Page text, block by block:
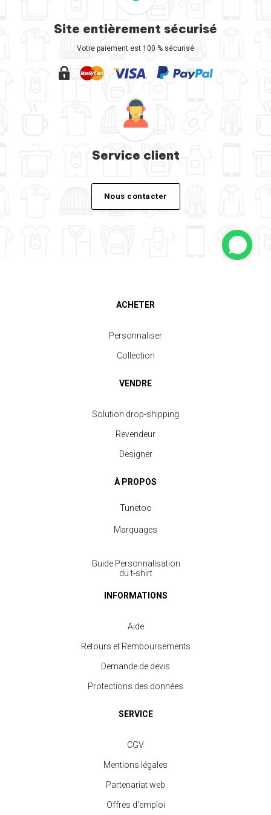
Site entièrement sécurisé
Votre paiement est 100 % sécurisé
Service client
Nous contacter
ACHETER
Personnaliser
Collection
VENDRE
Solution drop-shipping
Revendeur
Designer
À PROPOS
Tunetoo
Marquages
Guide Personnalisation
du t-shirt
INFORMATIONS
Aide
Retours et Remboursements
Demande de devis
Protections des données
SERVICE
CGV
Mentions légales
Partenariat web
Offres d'emploi